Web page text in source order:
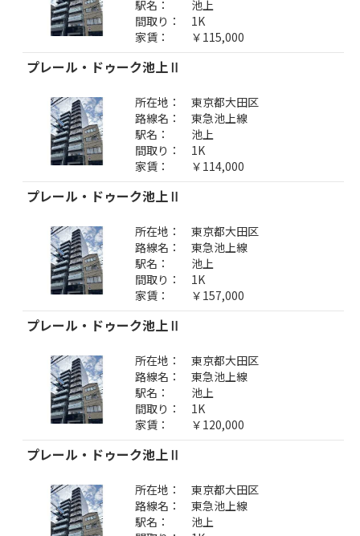
駅名：
池上
間取り：
1K
家賃：
￥115,000
プレール・ドゥーク池上Ⅱ
所在地：
東京都大田区
路線名：
東急池上線
駅名：
池上
間取り：
1K
家賃：
￥114,000
プレール・ドゥーク池上Ⅱ
所在地：
東京都大田区
路線名：
東急池上線
駅名：
池上
間取り：
1K
家賃：
￥157,000
プレール・ドゥーク池上Ⅱ
所在地：
東京都大田区
路線名：
東急池上線
駅名：
池上
間取り：
1K
家賃：
￥120,000
プレール・ドゥーク池上Ⅱ
所在地：
東京都大田区
路線名：
東急池上線
駅名：
池上